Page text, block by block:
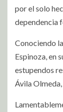
por el solo
dependencia
Conociendo
Espinoza, en
estupendos
Ávila